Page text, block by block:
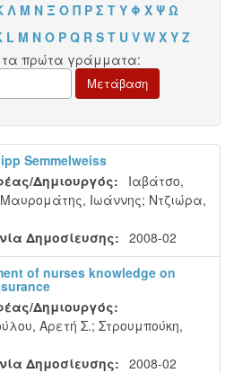
Λ Μ Ν Ξ Ο Π Ρ Σ Τ Υ Φ Χ Ψ Ω
L M N O P Q R S T U V W X Y Z
τα πρώτα γράμματα:
Semmelweiss
Δημιουργός:
Ιαβάτσο,
Μαυρομάτης, Ιωάννης; Ντζιώρα,
Δημοσίευσης:
2008-02
of nurses knowledge on
Δημιουργός:
Αρετή Σ.; Στρουμπούκη,
Δημοσίευσης:
2008-02